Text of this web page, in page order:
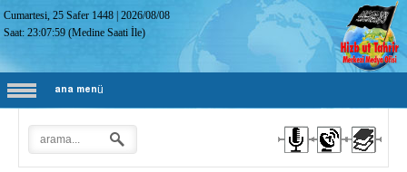
Cumartesi, 25 Safer 1448 |2026/08/08
Saat:23:08:00 (Medine Saati İle)
ana menü